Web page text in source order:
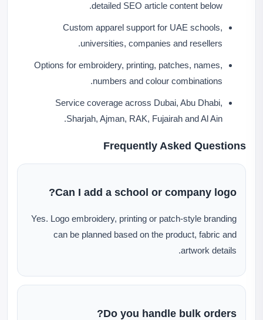
detailed SEO article content below.
Custom apparel support for UAE schools,
universities, companies and resellers.
Options for embroidery, printing, patches, names,
numbers and colour combinations.
Service coverage across Dubai, Abu Dhabi,
Sharjah, Ajman, RAK, Fujairah and Al Ain.
Frequently Asked Questions
Can I add a school or company logo?
Yes. Logo embroidery, printing or patch-style branding
can be planned based on the product, fabric and
artwork details.
Do you handle bulk orders?